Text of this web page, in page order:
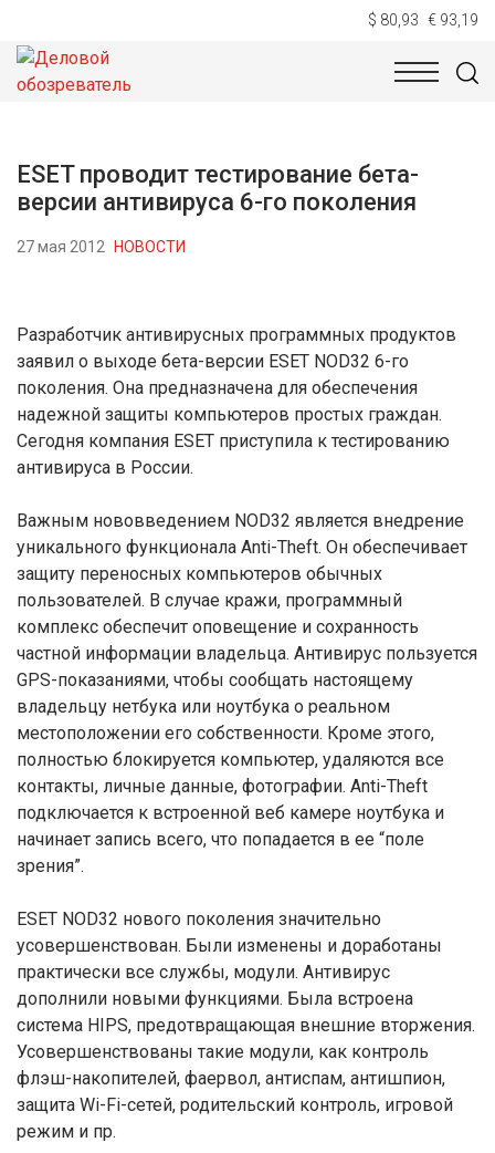
$ 80,93 € 93,19
НОВОСТИ
ESET проводит тестирование бета-
версии антивируса 6-го поколения
27 мая 2012 НОВОСТИ
Разработчик антивирусных программных продуктов
заявил о выходе бета-версии ESET NOD32 6-го
поколения. Она предназначена для обеспечения
надежной защиты компьютеров простых граждан.
Сегодня компания ESET приступила к тестированию
антивируса в России.
Важным нововведением NOD32 является внедрение
уникального функционала Anti-Theft. Он обеспечивает
защиту переносных компьютеров обычных
пользователей. В случае кражи, программный
комплекс обеспечит оповещение и сохранность
частной информации владельца. Антивирус пользуется
GPS-показаниями, чтобы сообщать настоящему
владельцу нетбука или ноутбука о реальном
местоположении его собственности. Кроме этого,
полностью блокируется компьютер, удаляются все
контакты, личные данные, фотографии. Anti-Theft
подключается к встроенной веб камере ноутбука и
начинает запись всего, что попадается в ее “поле
зрения”.
ESET NOD32 нового поколения значительно
усовершенствован. Были изменены и доработаны
практически все службы, модули. Антивирус
дополнили новыми функциями. Была встроена
система HIPS, предотвращающая внешние вторжения.
Усовершенствованы такие модули, как контроль
флэш-накопителей, фаервол, антиспам, антишпион,
защита Wi-Fi-сетей, родительский контроль, игровой
режим и пр.